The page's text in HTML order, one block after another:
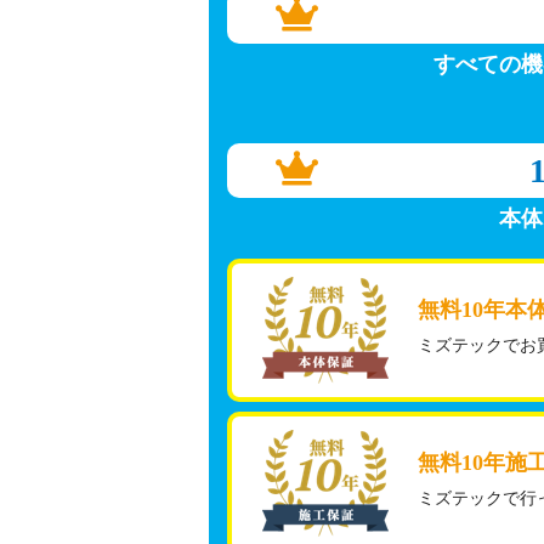
すべての
本
無料10年本
ミズテックで
無料10年施
ミズテックで